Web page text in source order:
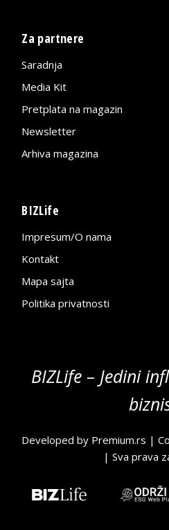
Za partnere
Saradnja
Media Kit
Pretplata na magazin
Newsletter
Arhiva magazina
BIZLife
Impresum/O nama
Kontakt
Mapa sajta
Politika privatnosti
BIZLife – Jedini
Developed by Premium.rs |
| Sva prava